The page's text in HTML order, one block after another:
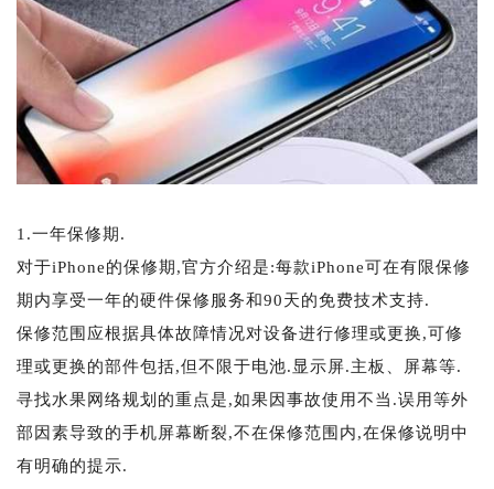
1.一年保修期.
对于iPhone的保修期,官方介绍是:每款iPhone可在有限保修
期内享受一年的硬件保修服务和90天的免费技术支持.
保修范围应根据具体故障情况对设备进行修理或更换,可修
理或更换的部件包括,但不限于电池.显示屏.主板、屏幕等.
寻找水果网络规划的重点是,如果因事故使用不当.误用等外
部因素导致的手机屏幕断裂,不在保修范围内,在保修说明中
有明确的提示.